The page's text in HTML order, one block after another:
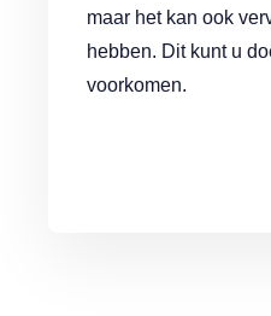
maar het kan ook
hebben. Dit kunt u
voorkomen.